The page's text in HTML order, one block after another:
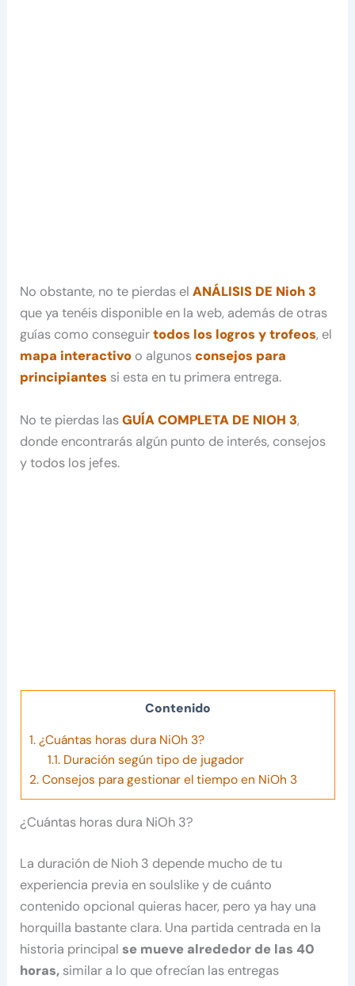
No obstante, no te pierdas elANÁLISIS DE Nioh 3
que ya tenéis disponible en la web, además de otras
guías como conseguirtodos los logros y trofeos, el
mapa interactivo o algunosconsejos para
principiantes si esta en tu primera entrega.
No te pierdas lasGUÍA COMPLETA DE NIOH 3,
donde encontrarás algún punto de interés, consejos
y todos los jefes.
Contenido
1.¿Cuántas horas dura NiOh 3?
1.1.Duración según tipo de jugador
2.Consejos para gestionar el tiempo en NiOh 3
¿Cuántas horas dura NiOh 3?
La duración de Nioh 3 depende mucho de tu
experiencia previa en soulslike y de cuánto
contenido opcional quieras hacer, pero ya hay una
horquilla bastante clara. Una partida centrada en la
historia principalse mueve alrededor de las 40
horas, similar a lo que ofrecían las entregas